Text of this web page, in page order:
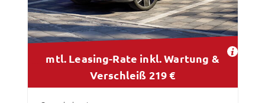
mtl. Leasing-Rate inkl. Wartung &
Verschleiß 219 €